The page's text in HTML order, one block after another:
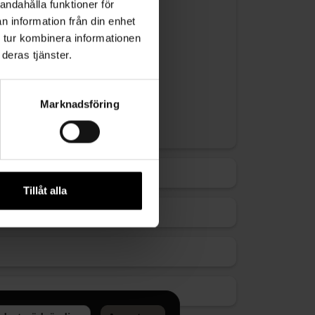
funktioner för
information från din enhet
kombinera informationen
tjänster.
Marknadsföring
Tillåt alla